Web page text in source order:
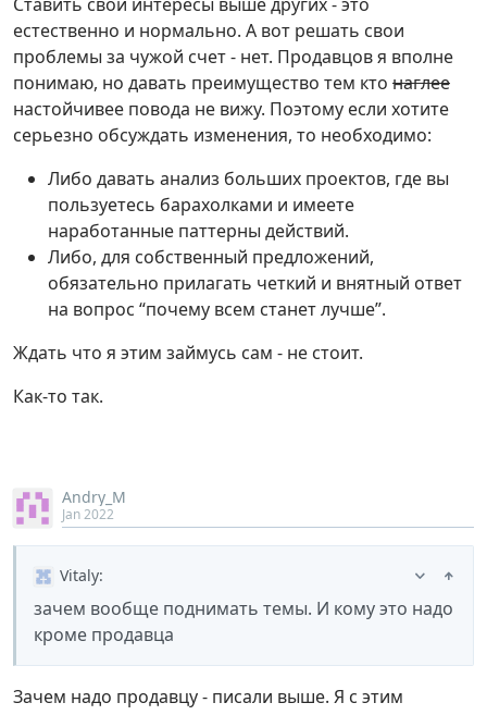
естественно и нормально. А вот решать свои
проблемы за чужой счет - нет. Продавцов я вполне
понимаю, но давать преимущество тем кто наглее
настойчивее повода не вижу. Поэтому если хотите
серьезно обсуждать изменения, то необходимо:
Либо давать анализ больших проектов, где вы
пользуетесь барахолками и имеете
наработанные паттерны действий.
Либо, для собственный предложений,
обязательно прилагать четкий и внятный ответ
на вопрос “почему всем станет лучше”.
Ждать что я этим займусь сам - не стоит.
Как-то так.
Andry_M
Jan 2022
Vitaly:
зачем вообще поднимать темы. И кому это надо
кроме продавца
Зачем надо продавцу - писали выше. Я с этим